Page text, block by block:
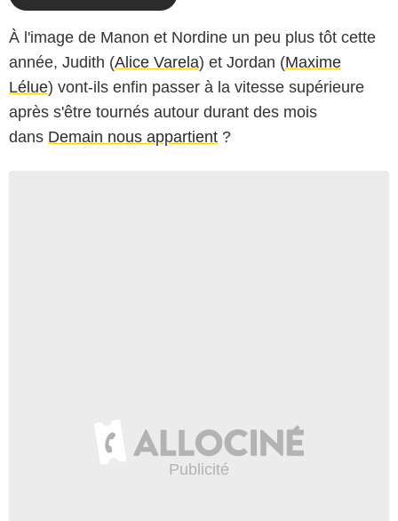
À l'image de Manon et Nordine un peu plus tôt cette
année, Judith (Alice Varela) et Jordan (Maxime
Lélue) vont-ils enfin passer à la vitesse supérieure
après s'être tournés autour durant des mois
dans Demain nous appartient ?